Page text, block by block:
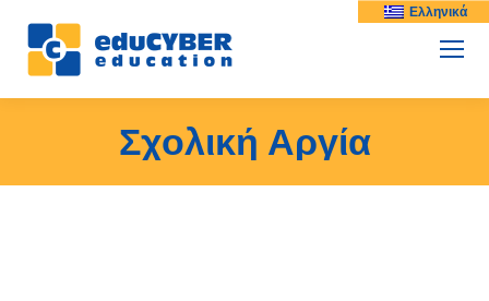
Σχολική Αργία
Ελληνικά